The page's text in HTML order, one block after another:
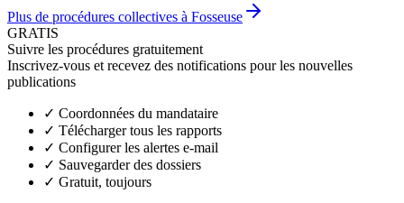
Plus de procédures collectives à Fosseuse
GRATIS
Suivre les procédures gratuitement
Inscrivez-vous et recevez des notifications pour les nouvelles
publications
✓ Coordonnées du mandataire
✓ Télécharger tous les rapports
✓ Configurer les alertes e-mail
✓ Sauvegarder des dossiers
✓ Gratuit, toujours